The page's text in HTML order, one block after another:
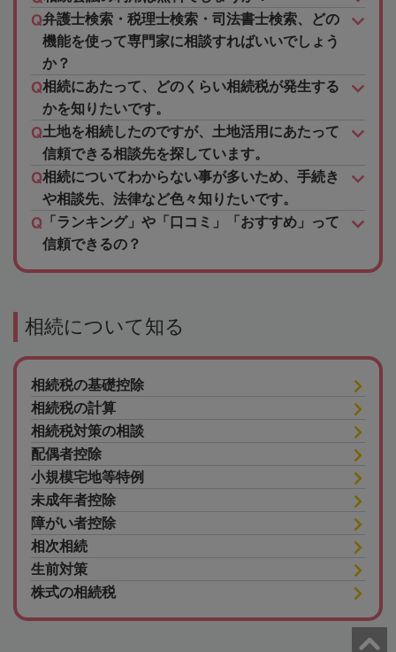
弁護士検索・税理士検索・司法書士検索、どの
機能を使って専門家に相談すればいいでしょう
か？
相続にあたって、どのくらい相続税が発生する
かを知りたいです。
土地を相続したのですが、土地活用にあたって
信頼できる相談先を探しています。
相続についてわからない事が多いため、手続き
や相談先、法律など色々知りたいです。
「ランキング」や「口コミ」「おすすめ」って
信頼できるの？
相続について知る
相続税の基礎控除
相続税の計算
相続税対策の相談
配偶者控除
小規模宅地等特例
未成年者控除
障がい者控除
相次相続
生前対策
株式の相続税